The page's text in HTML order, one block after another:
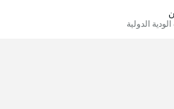
الودية الدولية